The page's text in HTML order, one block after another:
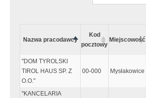
Nazwa pracodawcy
Kod
pocztowy
Miejscowość
"DOM TYROLSKI
TIROL HAUS SP. Z
O.O."
00-000 Mysłakowice
"KANCELARIA